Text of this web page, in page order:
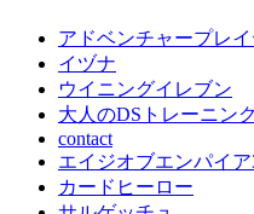
アドベンチャープレ
イヅナ
ウイニングイレブン
大人のDSトレーニン
contact
エイジオブエンパイア
カードヒーロー